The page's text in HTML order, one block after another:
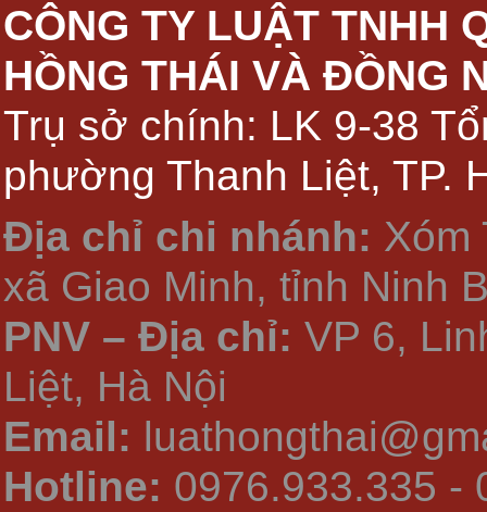
CÔNG TY LUẬT TNHH
HỒNG THÁI VÀ ĐỒNG
Trụ sở chính: LK 9-38
phường Thanh Liệt, TP.
Địa chỉ chi nhánh: Xóm
xã Giao Minh, tỉnh Ninh
PNV – Địa chỉ: VP 6,
Liệt, Hà Nội
Email:
Hotline: 0976.933.335 -